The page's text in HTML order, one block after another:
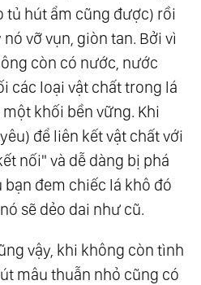
Lượng
Yêu
Hạnh Phúc
Có Phân Biệt Và Phân
Tình Yêu
Yêu
tủ hút ẩm cũng được) rồi
vỡ vụn, giòn tan. Bởi vì
còn có nước, nước
các loại vật chất trong lá
khối bền vững. Khi
để liên kết vật chất với
nối" và dễ dàng bị phá
đem chiếc lá khô đó
sẽ dẻo dai như cũ.
vậy, khi không còn tình
mâu thuẫn nhỏ cũng có